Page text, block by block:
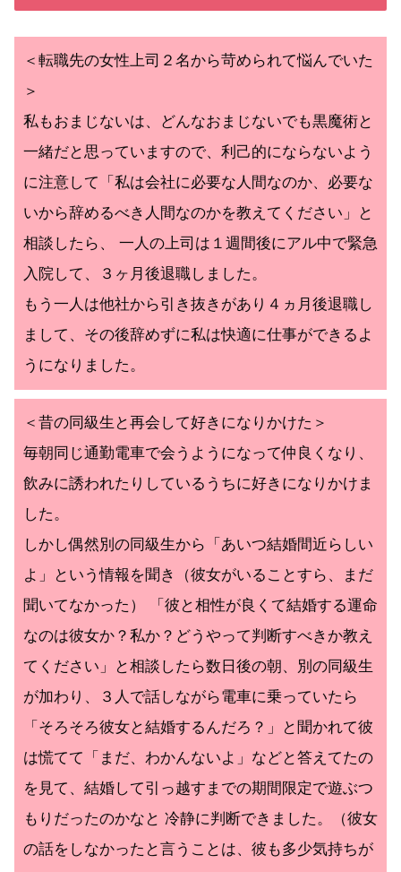
＜転職先の女性上司２名から苛められて悩んでいた
＞
私もおまじないは、どんなおまじないでも黒魔術と
一緒だと思っていますので、利己的にならないよう
に注意して「私は会社に必要な人間なのか、必要な
いから辞めるべき人間なのかを教えてください」と
相談したら、 一人の上司は１週間後にアル中で緊急
入院して、３ヶ月後退職しました。
もう一人は他社から引き抜きがあり４ヵ月後退職し
まして、その後辞めずに私は快適に仕事ができるよ
うになりました。
＜昔の同級生と再会して好きになりかけた＞
毎朝同じ通勤電車で会うようになって仲良くなり、
飲みに誘われたりしているうちに好きになりかけま
した。
しかし偶然別の同級生から「あいつ結婚間近らしい
よ」という情報を聞き（彼女がいることすら、まだ
聞いてなかった） 「彼と相性が良くて結婚する運命
なのは彼女か？私か？どうやって判断すべきか教え
てください」と相談したら数日後の朝、別の同級生
が加わり、３人で話しながら電車に乗っていたら
「そろそろ彼女と結婚するんだろ？」と聞かれて彼
は慌てて「まだ、わかんないよ」などと答えてたの
を見て、結婚して引っ越すまでの期間限定で遊ぶつ
もりだったのかなと 冷静に判断できました。（彼女
の話をしなかったと言うことは、彼も多少気持ちが